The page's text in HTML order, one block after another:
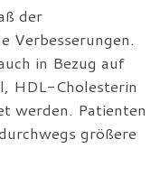
der
Verbesserungen.
in Bezug auf
HDL-Cholesterin
werden. Patienten
größere